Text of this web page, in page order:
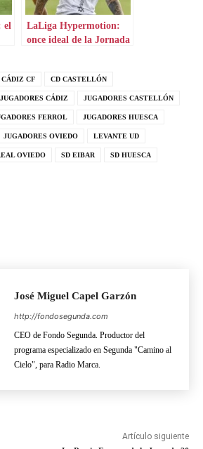
el
LaLiga Hypermotion:
once ideal de la Jornada
CÁDIZ CF CD CASTELLÓN
JUGADORES CÁDIZ JUGADORES CASTELLÓN
FERROL JUGADORES HUESCA
JUGADORES OVIEDO LEVANTE UD
OVIEDO SD EIBAR SD HUESCA
José Miguel Capel Garzón
http://fondosegunda.com
CEO de Fondo Segunda. Productor del
programa especializado en Segunda "Camino al
Cielo", para Radio Marca.
Artículo siguiente